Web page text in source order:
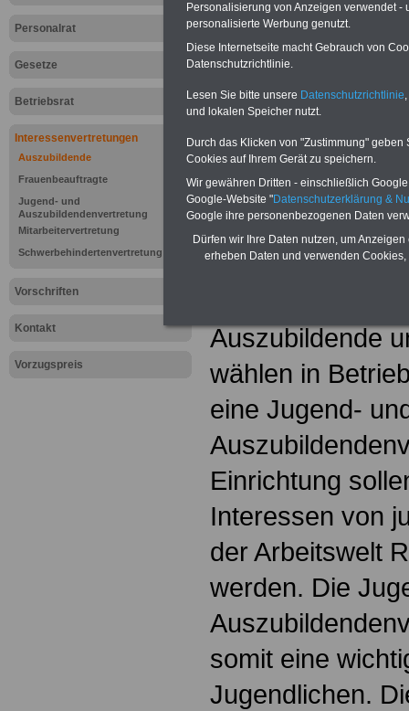
Personalrat
Gesetze
Betriebsrat
Interessenvertretungen
Auszubildende
Frauenbeauftragte
Jugend- und
Auszubildendenvertretung
Mitarbeitervertretung
Schwerbehindertenvertretung
Vorschriften
Kontakt
Vorzugspreis
neuer Artikel
Lexikon
Auszubildende
wählen in
eine Jugend-
Einrichtung
Interessen von
der Arbeitswelt
werden. Die
somit eine
Jugendlichen.
Personalisierung von Anzeigen verwendet
personalisierte Werbung genutzt.
Diese Internetseite macht Gebrauch von
Datenschutzrichtlinie.
Lesen Sie bitte unsere Datenschutzrichtlinie
und lokalen Speicher nutzt.
Durch das Klicken von "Zustimmung"
Cookies auf Ihrem Gerät zu speichern.
Wir gewähren Dritten - einschließlich
Google-Website "Datenschutzerklärung &
Google ihre personenbezogenen Daten
Dürfen wir Ihre Daten nutzen, um
erheben Daten und verwenden